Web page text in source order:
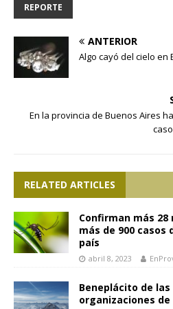
REPORTE
ANTERIOR
Algo cayó del cielo en
En la provincia de Buenos Aires
RELATED ARTICLES
Confirman más
más de 900 casos
país
abril 8, 2023
Beneplácito de
organizaciones